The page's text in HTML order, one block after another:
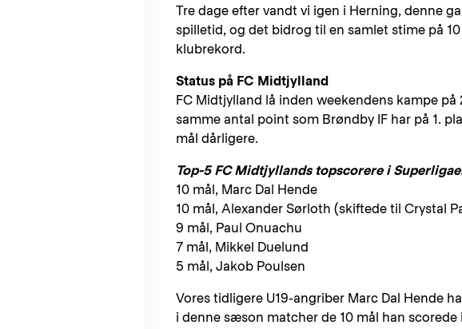
Tre dage efter vandt vi igen i Herning, denne
spilletid, og det bidrog til en samlet stime på
klubrekord.
Status på FC Midtjylland
FC Midtjylland lå inden weekendens kampe
samme antal point som Brøndby IF har på 1.
mål dårligere.
Top-5 FC Midtjyllands topscorere i
10 mål, Marc Dal Hende
10 mål, Alexander Sørloth (skiftede til Crystal
9 mål, Paul Onuachu
7 mål, Mikkel Duelund
5 mål, Jakob Poulsen
Vores tidligere U19-angriber Marc Dal Hende
i denne sæson matcher de 10 mål han